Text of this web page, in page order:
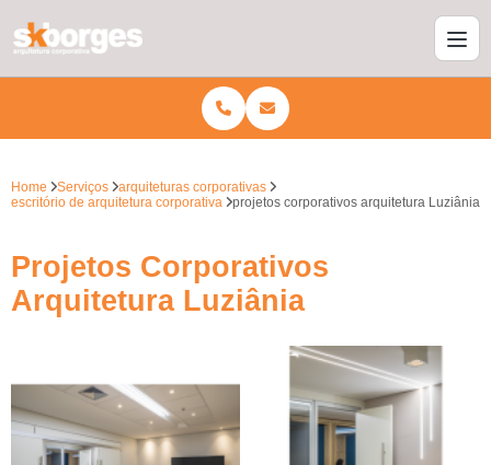
Home Serviços
arquiteturas corporativas
escritório de arquitetura corporativa
projetos corporativos arquitetura Luziânia
Projetos Corporativos
Arquitetura Luziânia